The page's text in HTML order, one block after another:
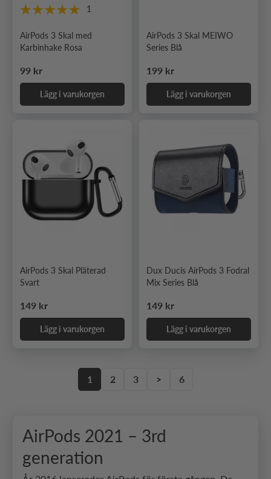
1
AirPods 3 Skal med
Karbinhake Rosa
Ordinarie pris
99 kr
Lägg i varukorgen
AirPods 3 Skal MEIWO
Series Blå
Ordinarie pris
199 kr
Lägg i varukorgen
AirPods 3 Skal Pläterad
Svart
Ordinarie pris
149 kr
Lägg i varukorgen
Dux Ducis AirPods 3 Fodral
Mix Series Blå
Ordinarie pris
149 kr
Lägg i varukorgen
1 2 3 > 6
AirPods 2021 – 3rd
generation